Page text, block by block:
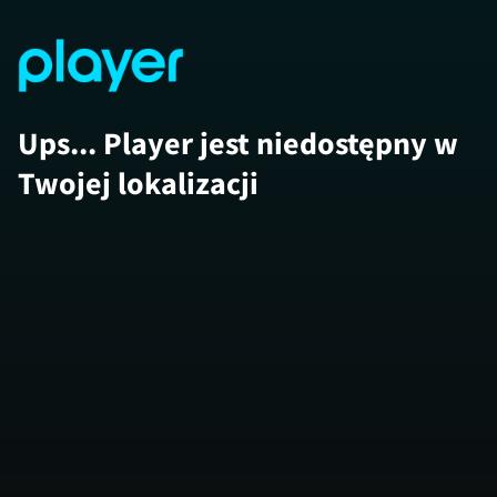
Ups... Player jest niedostępny w
Twojej lokalizacji